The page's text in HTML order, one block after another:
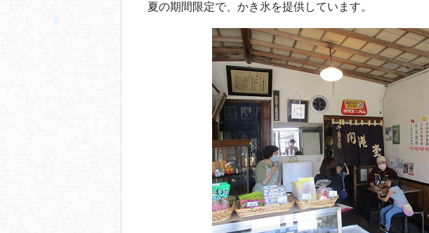
夏の期間限定で、かき氷を提供しています。